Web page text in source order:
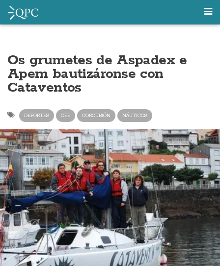
Os grumetes de Aspadex e
Apem bautizáronse con
Cataventos
DEPORTES CEE CORCUBIÓN NÁUTICOS